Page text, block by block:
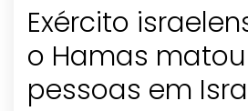
Exército
o Hamas matou
pessoas em